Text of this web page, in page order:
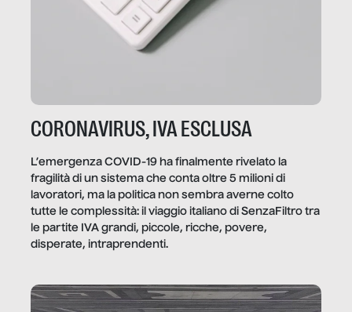
CORONAVIRUS, IVA ESCLUSA
L’emergenza COVID-19 ha finalmente rivelato la
fragilità di un sistema che conta oltre 5 milioni di
lavoratori, ma la politica non sembra averne colto
tutte le complessità: il viaggio italiano di SenzaFiltro tra
le partite IVA grandi, piccole, ricche, povere,
disperate, intraprendenti.